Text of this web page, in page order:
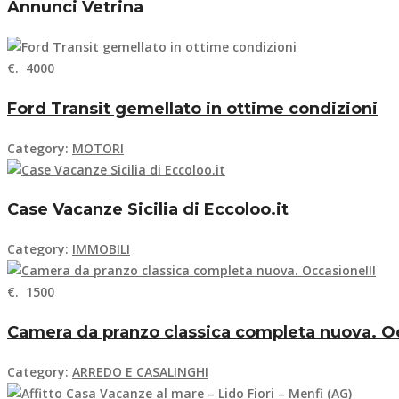
Annunci Vetrina
€. 4000
Ford Transit gemellato in ottime condizioni
Category: MOTORI
Case Vacanze Sicilia di Eccoloo.it
Category: IMMOBILI
€. 1500
Camera da pranzo classica completa nuova.
Category: ARREDO E CASALINGHI